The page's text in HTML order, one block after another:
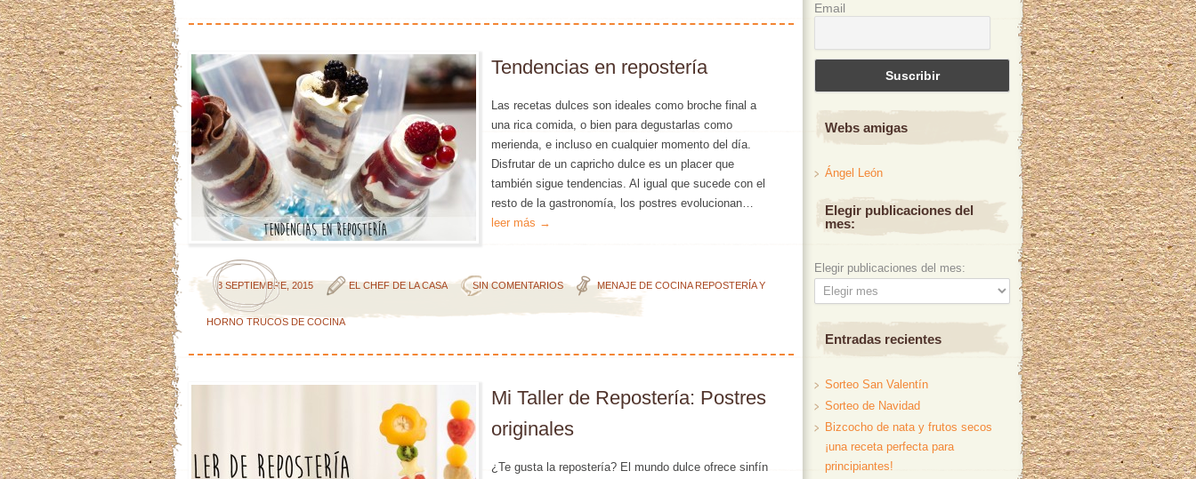
Tendencias en repostería
Las recetas dulces son ideales como broche final a
una rica comida, o bien para degustarlas como
merienda, e incluso en cualquier momento del día.
Disfrutar de un capricho dulce es un placer que
también sigue tendencias. Al igual que sucede con el
resto de la gastronomía, los postres evolucionan…
leer más →
8 SEPTIEMBRE, 2015 EL CHEF DE LA CASA SIN COMENTARIOS MENAJE DE COCINA REPOSTERÍA Y
HORNO TRUCOS DE COCINA
Mi Taller de Repostería: Postres
originales
¿Te gusta la repostería? El mundo dulce ofrece sinfín
Email
Webs amigas
Ángel León
Elegir publicaciones del
mes:
Elegir publicaciones del mes:
Entradas recientes
Sorteo San Valentín
Sorteo de Navidad
Bizcocho de nata y frutos secos
¡una receta perfecta para
principiantes!